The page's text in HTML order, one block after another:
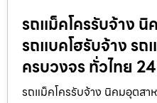
รถแม็คโครรับจ้าง
รถแบคโฮรับจ้าง รถ
ครบวงจร ทั่วไทย
รถแม็คโครรับจ้าง นิคมอุตสา